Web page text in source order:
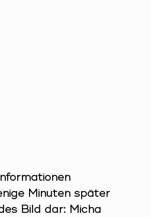
Minuten später
Bild dar: Micha